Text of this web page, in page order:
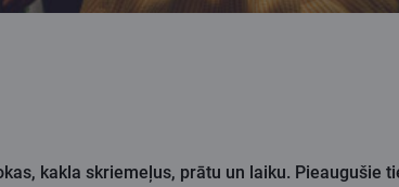
kakla skriemeļus, prātu un laiku. Pieaugušie